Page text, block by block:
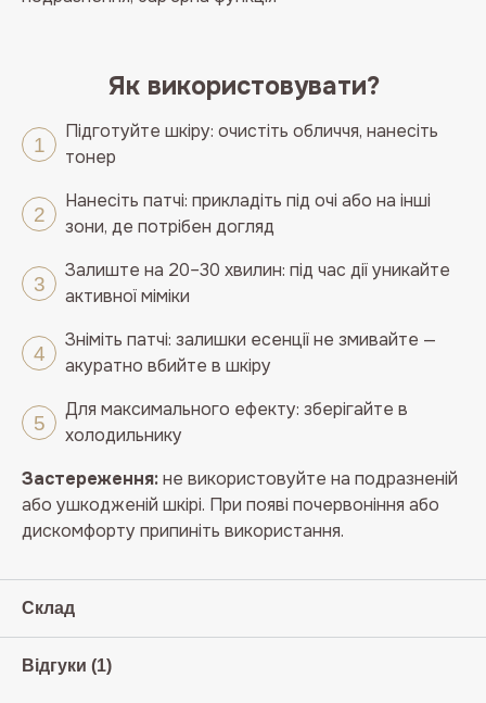
Як використовувати?
Підготуйте шкіру: очистіть обличчя, нанесіть
тонер
Нанесіть патчі: прикладіть під очі або на інші
зони, де потрібен догляд
Залиште на 20–30 хвилин: під час дії уникайте
активної міміки
Зніміть патчі: залишки есенції не змивайте —
акуратно вбийте в шкіру
Для максимального ефекту: зберігайте в
холодильнику
Застереження:не використовуйте на подразненій
або ушкодженій шкірі. При появі почервоніння або
дискомфорту припиніть використання.
Склад
Відгуки (1)